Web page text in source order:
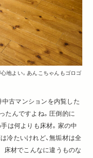
地よい。あんこちゃんもゴロゴ
中古マンションを内覧した
たんですよね。圧倒的に
手は何よりも床材。家の中
冷たいけれど、無垢材は全
床材でこんなに違うものな